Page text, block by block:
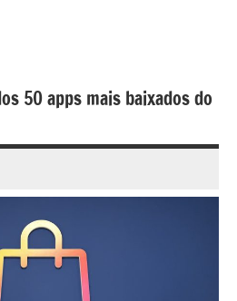
50 apps mais baixados do